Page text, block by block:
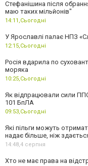
Стефанішина після
маю таких мільйонів"
14:11,Сьогодні
У Ярославлі палає НПЗ
12:15,Сьогодні
Росія вдарила по
моряка
10:25,Сьогодні
Як відпрацювали сили
101 БпЛА
09:53,Сьогодні
Які пільги можуть
надає більше, ніж
14:48,4 серпня
Хто не має права на